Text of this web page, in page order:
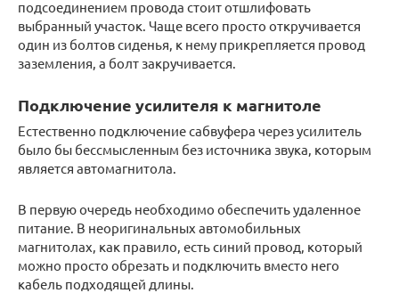
подсоединением провода стоит отшлифовать
выбранный участок. Чаще всего просто откручивается
один из болтов сиденья, к нему прикрепляется провод
заземления, а болт закручивается.
Подключение усилителя к магнитоле
Естественно подключение сабвуфера через усилитель
было бы бессмысленным без источника звука, которым
является автомагнитола.
В первую очередь необходимо обеспечить удаленное
питание. В неоригинальных автомобильных
магнитолах, как правило, есть синий провод, который
можно просто обрезать и подключить вместо него
кабель подходящей длины.